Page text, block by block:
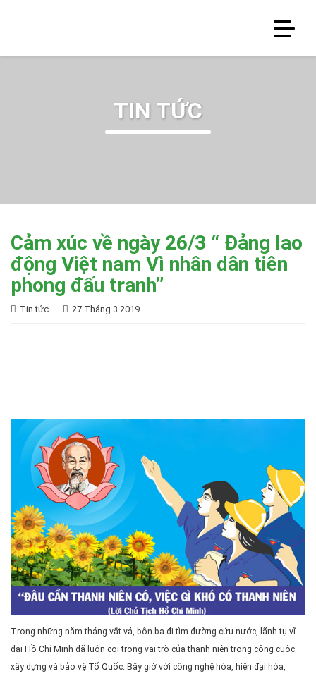
TIN TỨC
Cảm xúc về ngày 26/3 “ Đảng lao
động Việt nam Vì nhân dân tiên
phong đấu tranh”
Tin tức 27 Tháng 3 2019
Trong những năm tháng vất vả, bôn ba đi tìm đường cứu nước, lãnh tụ vĩ
đại Hồ Chí Minh đã luôn coi trọng vai trò của thanh niên trong công cuộc
xây dựng và bảo vệ Tổ Quốc. Bây giờ với công nghệ hóa, hiện đại hóa,